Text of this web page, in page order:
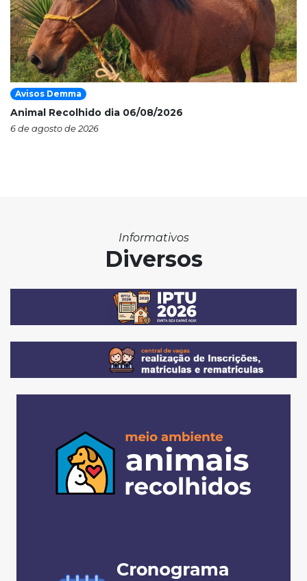
Avisos Demma
Animal Recolhido dia 06/08/2026
6 de agosto de 2026
Informativos
Diversos